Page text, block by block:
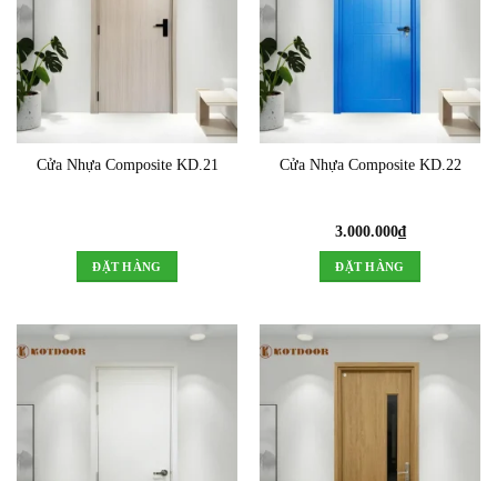
Cửa Nhựa Composite KD.21
ĐẶT HÀNG
Cửa Nhựa Composite KD.22
3.000.000₫
ĐẶT HÀNG